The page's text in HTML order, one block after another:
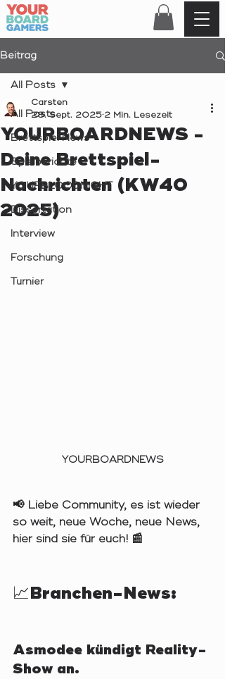
Beitrag
All Posts
Brettspiel News
Spielberichte
YOURBLOODNIGHT
Dissertation
Interview
Forschung
Turnier
All Posts
YOURBOARDNEWS -
Deine Brettspiel-
Nachrichten (KW40
2025)
Carsten
28. Sept. 2025 2 Min. Lesezeit
YOURBOARDNEWS
📢 Liebe Community, es ist wieder
so weit, neue Woche, neue News,
hier sind sie für euch! 📰
📈Branchen-News:
Asmodee kündigt Reality-
Show an.